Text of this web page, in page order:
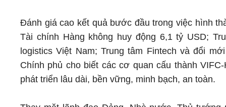
Đánh giá cao kết quả bước đầu trong việc hình
Tài chính Hàng không huy động 6,1 tỷ USD;
logistics Việt Nam; Trung tâm Fintech và đổi
Chính phủ cho biết các cơ quan cấu thành
phát triển lâu dài, bền vững, minh bạch, an toàn.